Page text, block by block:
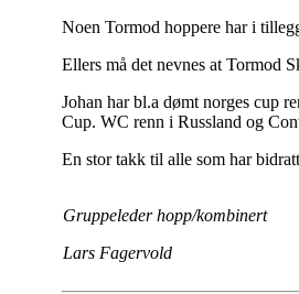
Noen Tormod hoppere har i
Ellers må det nevnes at Tormod
Johan har bl.a dømt norges cup
Cup. WC renn i Russland og
En stor takk til alle som har
Gruppeleder hopp/kombinert
Lars Fagervold